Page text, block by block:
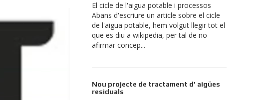
El cicle de l'aigua potable i processos
Abans d'escriure un article sobre el cicle
de l'aigua potable, hem volgut llegir tot el
que es diu a wikipedia, per tal de no
afirmar concep...
Nou projecte de tractament d' aigües
residuals